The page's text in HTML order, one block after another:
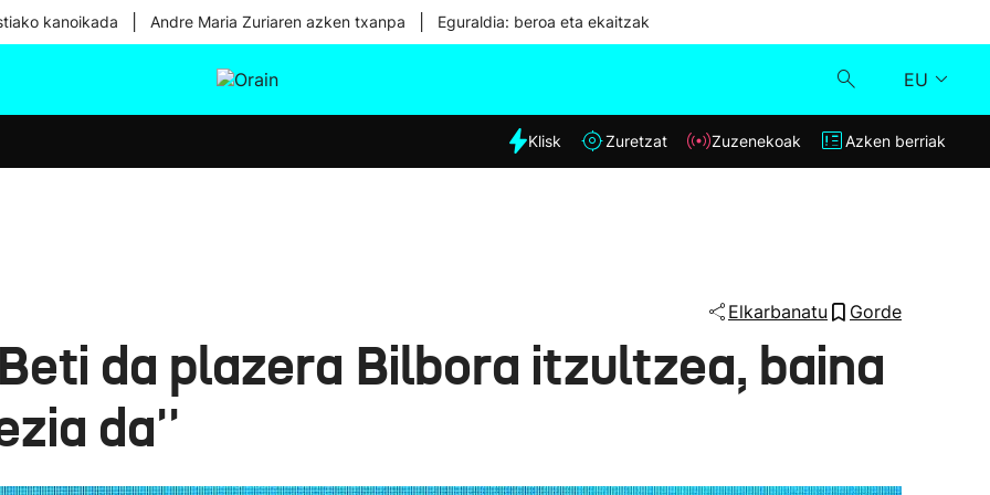
kanoikada Andre Maria Zuriaren azken txanpa Eguraldia: beroa eta ekaitzak
EU
Eguraldia
Klisk
Azken berriak
Klisk Zuretzat Zuzenekoak Azken berriak
Elkarbanatu Gorde
da plazera Bilbora itzultzea, baina
da''